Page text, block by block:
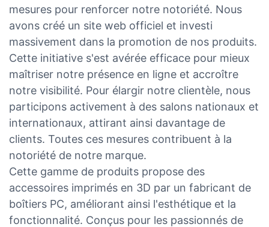
mesures pour renforcer notre notoriété. Nous
avons créé un site web officiel et investi
massivement dans la promotion de nos produits.
Cette initiative s'est avérée efficace pour mieux
maîtriser notre présence en ligne et accroître
notre visibilité. Pour élargir notre clientèle, nous
participons activement à des salons nationaux et
internationaux, attirant ainsi davantage de
clients. Toutes ces mesures contribuent à la
notoriété de notre marque.
Cette gamme de produits propose des
accessoires imprimés en 3D par un fabricant de
boîtiers PC, améliorant ainsi l'esthétique et la
fonctionnalité. Conçus pour les passionnés de